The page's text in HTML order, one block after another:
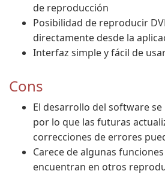
de reproducción
Posibilidad de reproducir
directamente desde la
Interfaz simple y fácil de
Cons
El desarrollo del software
por lo que las futuras
correcciones de errores
Carece de algunas
encuentran en otros